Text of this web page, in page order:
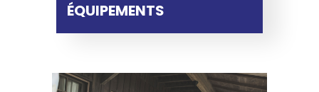
ÉQUIPEMENTS